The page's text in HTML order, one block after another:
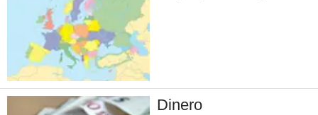
Dinero